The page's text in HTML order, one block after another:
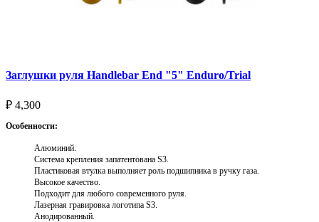
Заглушки руля Handlebar End "5" Enduro/Trial
₽ 4,300
Особенности:
Алюминий.
Система крепления запатентована S3.
Пластиковая втулка выполняет роль подшипника в ручку газа.
Высокое качество.
Подходит для любого современного руля.
Лазерная гравировка логотипа S3.
Анодированный.